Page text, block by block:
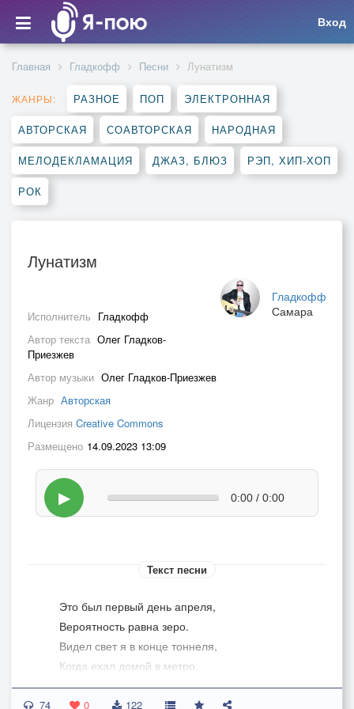
Вход
Главная Гладкофф Песни Лунатизм
ЖАНРЫ: РАЗНОЕ ПОП ЭЛЕКТРОННАЯ
АВТОРСКАЯ СОАВТОРСКАЯ НАРОДНАЯ
МЕЛОДЕКЛАМАЦИЯ ДЖАЗ, БЛЮЗ РЭП, ХИП-ХОП
РОК
Лунатизм
Гладкофф
Самара
Исполнитель Гладкофф
Автор текста Олег Гладков-
Приезжев
Автор музыки Олег Гладков-Приезжев
Жанр Авторская
Лицензия Creative Commons
Размещено 14.09.2023 13:09
▶ 0:00 / 0:00
Текст песни
Это был первый день апреля,
Вероятность равна зеро.
Видел свет я в конце тоннеля,
Когда ехал домой в метро.
Моё сердце внутри застыло,
74 0 122